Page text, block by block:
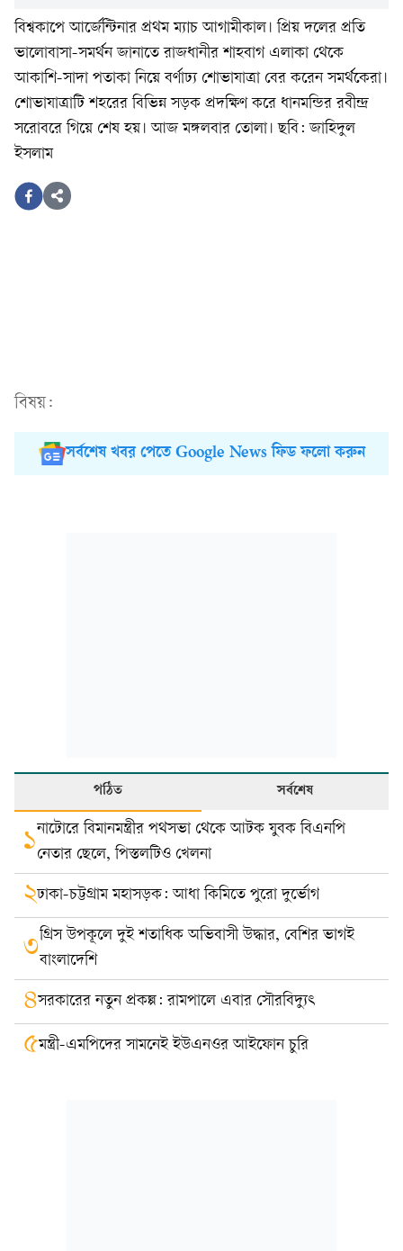
বিশ্বকাপে আর্জেন্টিনার প্রথম ম্যাচ আগামীকাল। প্রিয় দলের প্রতি
ভালোবাসা-সমর্থন জানাতে রাজধানীর শাহবাগ এলাকা থেকে
আকাশি-সাদা পতাকা নিয়ে বর্ণাঢ্য শোভাযাত্রা বের করেন সমর্থকেরা।
শোভাযাত্রাটি শহরের বিভিন্ন সড়ক প্রদক্ষিণ করে ধানমন্ডির রবীন্দ্র
সরোবরে গিয়ে শেষ হয়। আজ মঙ্গলবার তোলা। ছবি: জাহিদুল
ইসলাম
বিষয়:
সর্বশেষ খবর পেতে Google News ফিড ফলো করুন
পঠিত সর্বশেষ
১নাটোরে বিমানমন্ত্রীর পথসভা থেকে আটক যুবক বিএনপি
নেতার ছেলে, পিস্তলটিও খেলনা
২ঢাকা-চট্টগ্রাম মহাসড়ক: আধা কিমিতে পুরো দুর্ভোগ
৩গ্রিস উপকূলে দুই শতাধিক অভিবাসী উদ্ধার, বেশির ভাগই
বাংলাদেশি
৪সরকারের নতুন প্রকল্প: রামপালে এবার সৌরবিদ্যুৎ
৫মন্ত্রী-এমপিদের সামনেই ইউএনওর আইফোন চুরি